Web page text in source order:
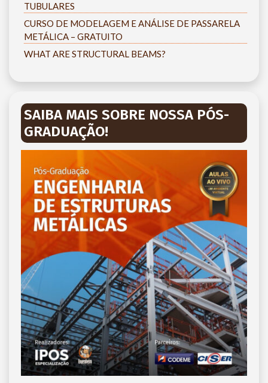
TUBULARES
CURSO DE MODELAGEM E ANÁLISE DE PASSARELA
METÁLICA – GRATUITO
WHAT ARE STRUCTURAL BEAMS?
SAIBA MAIS SOBRE NOSSA PÓS-
GRADUAÇÃO!